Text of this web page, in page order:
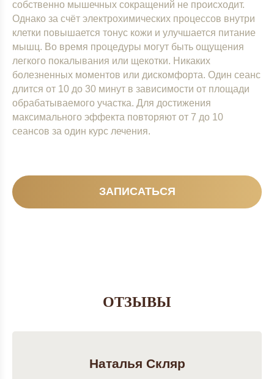
собственно мышечных сокращений не происходит.
Однако за счёт электрохимических процессов внутри
клетки повышается тонус кожи и улучшается питание
мышц. Во время процедуры могут быть ощущения
легкого покалывания или щекотки. Никаких
болезненных моментов или дискомфорта. Один сеанс
длится от 10 до 30 минут в зависимости от площади
обрабатываемого участка. Для достижения
максимального эффекта повторяют от 7 до 10
сеансов за один курс лечения.
ЗАПИСАТЬСЯ
ОТЗЫВЫ
Наталья Скляр